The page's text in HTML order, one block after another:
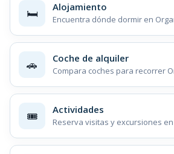
🛏️ Alojamiento
Encuentra dónde dormir en
🚗 Coche de alquiler
Compara coches para recorrer
🎟️ Actividades
Reserva visitas y excursiones